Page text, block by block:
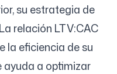
su estrategia de
relación LTV:CAC
la eficiencia de su
ayuda a optimizar